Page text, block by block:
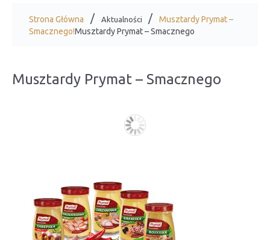
Strona Główna Aktualności
Musztardy Prymat –
Smacznego!Musztardy Prymat – Smacznego
Musztardy Prymat – Smacznego